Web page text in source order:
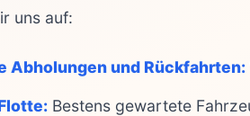
uns auf:
Abholungen und Rückfahrten:
Bestens gewartete